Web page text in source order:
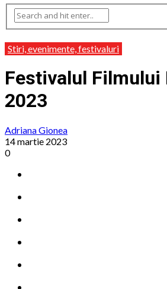
Stiri, evenimente, festivaluri
Festivalul Filmului
2023
Adriana Gionea
14 martie 2023
0